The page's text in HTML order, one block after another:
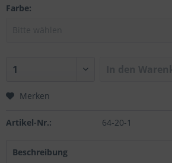
Farbe:
Merken
Artikel-Nr.: 64-20-1
Beschreibung